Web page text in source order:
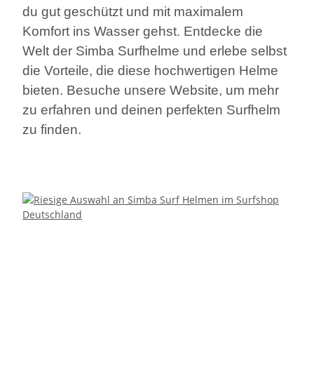
du gut geschützt und mit maximalem
Komfort ins Wasser gehst. Entdecke die
Welt der Simba Surfhelme und erlebe selbst
die Vorteile, die diese hochwertigen Helme
bieten. Besuche unsere Website, um mehr
zu erfahren und deinen perfekten Surfhelm
zu finden.